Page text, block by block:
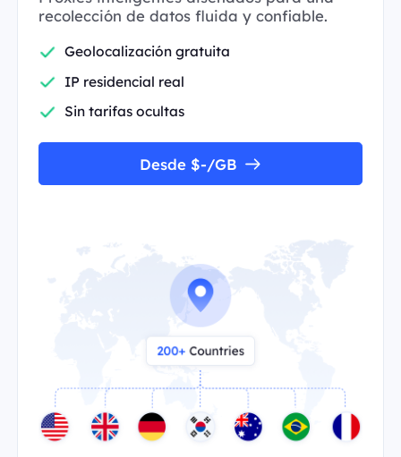
recolección de datos fluida y confiable.
Geolocalización gratuita
IP residencial real
Sin tarifas ocultas
Desde $-/GB